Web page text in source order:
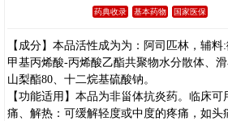
药典收录 基本药物 国家医保
【成分】本品活性成为为：阿司匹林，辅料
甲基丙烯酸-丙烯酸乙酯共聚物水分散体、
山梨酯80、十二烷基硫酸钠。
【功能适用】本品为非甾体抗炎药。临床
痛、解热：可缓解轻度或中度的疼痛，如头